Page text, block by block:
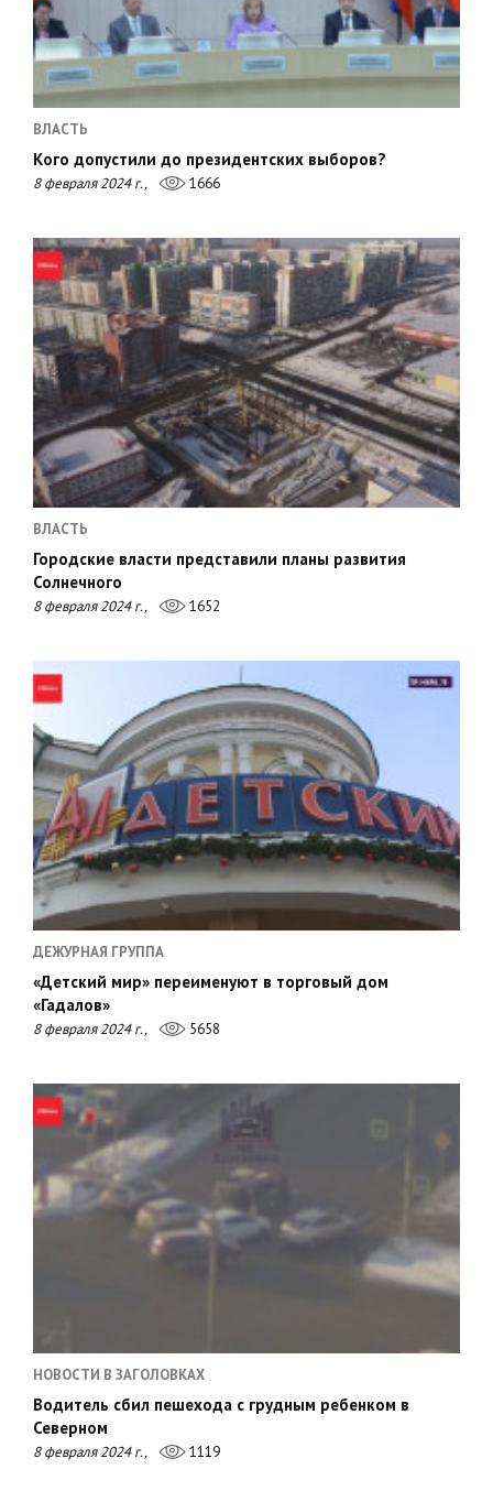
ВЛАСТЬ
Кого допустили до президентских выборов?
8 февраля 2024 г., 1666
ВЛАСТЬ
Городские власти представили планы развития
Солнечного
8 февраля 2024 г., 1652
ДЕЖУРНАЯ ГРУППА
«Детский мир» переименуют в торговый дом
«Гадалов»
8 февраля 2024 г., 5658
НОВОСТИ В ЗАГОЛОВКАХ
Водитель сбил пешехода с грудным ребенком в
Северном
8 февраля 2024 г., 1119